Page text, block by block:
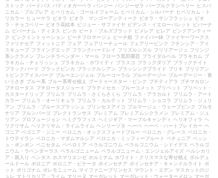
ストック
バードバス パティオガーベラ パンジー パンジーゼラ パープルクランベリー
ヒスパ
ニカム・プルプレア
ヒペリカム・ゴールドフォーム ヒペリカム・シルバーナ
ヒペリカム・ト
リカラー
ヒューケラ ビオラ ビオラ マンゴーアンティーク ビオラ・サンフラッシュ
ビオ
ラ・チョコベリー
ビオラ花絵本 ビジュー・サファイヤ ビデンス・イエローパレット
ビバーナ
ム
ビバーナム・ティヌス ビンカ ビート・ブルズブラッド ピメレア ピレア
ピンクアンティー
ク
ピンクイントゥーション ピーチフロマージュ ピーチ姫 ファイバー鉢 ファイヤーワークス
ファリナセア フィットニア フェア フェアリーチュール フェアリーピンク
フチンシア・アイ
スキューブ フライングエッグ フランクハードレイ フリズルシズル フリリアージュ
フリンジ
系シクラメン フレンチラベンダー・マール フローラ黒田園芸 ブライダルベル ブラキカム ブ
ラキカム・チェリッシュ
ブラキカム・ホワイティ ブラスコ ブラックダリア ブラックナイト
ブラックバード ブラックビンカ ブラックルシアン ブラッシングブライド ブリキ ブリリアン
トピンクアイスバーグ ブルーエンジェル ブルーコーラル ブルーデージー ブルーデージー・青
いうさぎ ブルー系 ブルー系寄せ植え ブードゥースター・ピンク プチティアラ
プチマカロン
プチロータス
プチロータスジョーイ プラティセカ・ブルーコメット プリペット
プリペット・
カスタードリップ プリムラ プリムラ・さくらさくら プリムラ・アラカルト
プリムラ・アート
カラー プリムラ・オーリキュラ プリムラ・カルテット プリムラ・ショコラ
プリムラ・ジュリ
アン プリムラ・ブルースプラッシュ プリンセスアイコ プルマージュ・ウェーブピンク
プルモ
ナリア プルンパーゴ プレクトランサス プレミアム プレミアムシクラメン プレミアム・ジュ
リアン プロフュージョン ヘミグラフィス ヘミジギア・マーブルキャンディ ヘリオフィラ ヘ
リクリサム ヘリクリサム・ライムライム ヘンリーヅタ ヘーベ ヘーベ・ハートブレイカー ベ
ゴニア ベゴニア・ジニー ベロニカ・オックスフォードブルー ベロニカ・グレース ベロニカ・
トウテイラン ベロニカ・マダムマルシア ベロニカ・ミッフィープルート ペチュニア ペッシ
ュ・ボンボン ペニセタム ペペロミア ペラルゴニウム ペラルゴニウム・シドイデス ペラルゴ
ニウム・ラベンダーラス ペラルゴニューム ペラルゴニューム・エンジェルアイズ ペルシカリ
ア・斑入り ペンタス ホスマリエンゼ ホルミナム ホワイト・クリスマスな寄せ植え
ボルデュ
ールドール ボロニア ボロニア・ピナータ ポインセチア ポインセチア・キャンドルライト
ポ
ット
ポリゴナム ポレモニューム マイファニープリンセス マウント・エデン マスカットのジ
ュレ マトリカリア・ライム マリーヌ マーガレット マーガレット・ウォーターメロン マーガ